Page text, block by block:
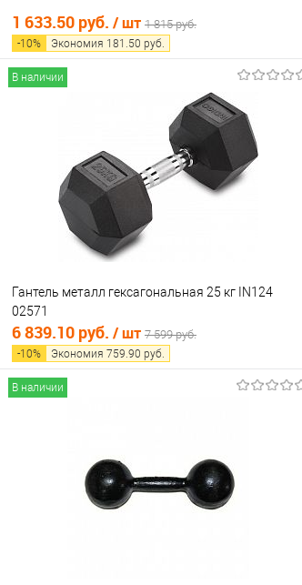
1 633.50 руб. / шт 1 815 руб.
-10% Экономия 181.50 руб.
В корзину
Сравнение
В избранное
В наличии
В наличии
Гантель металл гексагональная 25 кг IN124
02571
6 839.10 руб. / шт 7 599 руб.
-10% Экономия 759.90 руб.
В избранное
В наличии
В наличии